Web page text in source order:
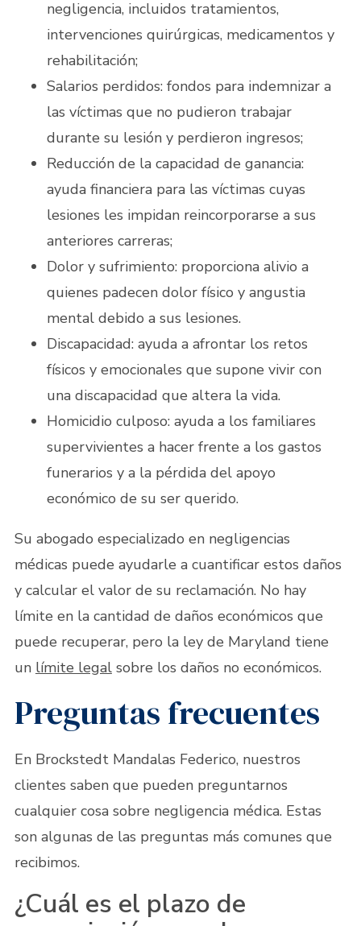
negligencia, incluidos tratamientos,
intervenciones quirúrgicas, medicamentos y
rehabilitación;
Salarios perdidos: fondos para indemnizar a
las víctimas que no pudieron trabajar
durante su lesión y perdieron ingresos;
Reducción de la capacidad de ganancia:
ayuda financiera para las víctimas cuyas
lesiones les impidan reincorporarse a sus
anteriores carreras;
Dolor y sufrimiento: proporciona alivio a
quienes padecen dolor físico y angustia
mental debido a sus lesiones.
Discapacidad: ayuda a afrontar los retos
físicos y emocionales que supone vivir con
una discapacidad que altera la vida.
Homicidio culposo: ayuda a los familiares
supervivientes a hacer frente a los gastos
funerarios y a la pérdida del apoyo
económico de su ser querido.
Su abogado especializado en negligencias
médicas puede ayudarle a cuantificar estos daños
y calcular el valor de su reclamación. No hay
límite en la cantidad de daños económicos que
puede recuperar, pero la ley de Maryland tiene
un límite legalsobre los daños no económicos.
Preguntas frecuentes
En Brockstedt Mandalas Federico, nuestros
clientes saben que pueden preguntarnos
cualquier cosa sobre negligencia médica. Estas
son algunas de las preguntas más comunes que
recibimos.
¿Cuál es el plazo de